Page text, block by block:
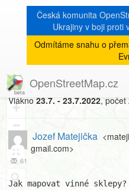
Česká komunita
Ukrajiny v boji proti
Odmítáme snahu o
OpenStreetMap.cz
8
+
−
« zpět na
[Talk-cz]
Jak mapovat
Vlákno 23.7. - 23.7.2022, počet
Jozef Matejička
gmail.com>
61
Jak mapovat vinné